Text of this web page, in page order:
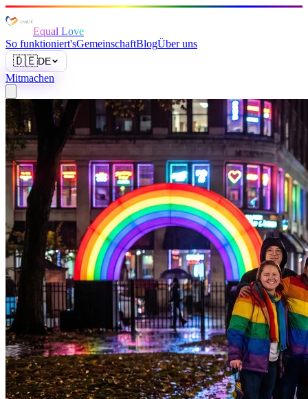
Equal Love
So funktioniert'sGemeinschaftBlogÜber uns
🇩🇪DE
Mitmachen